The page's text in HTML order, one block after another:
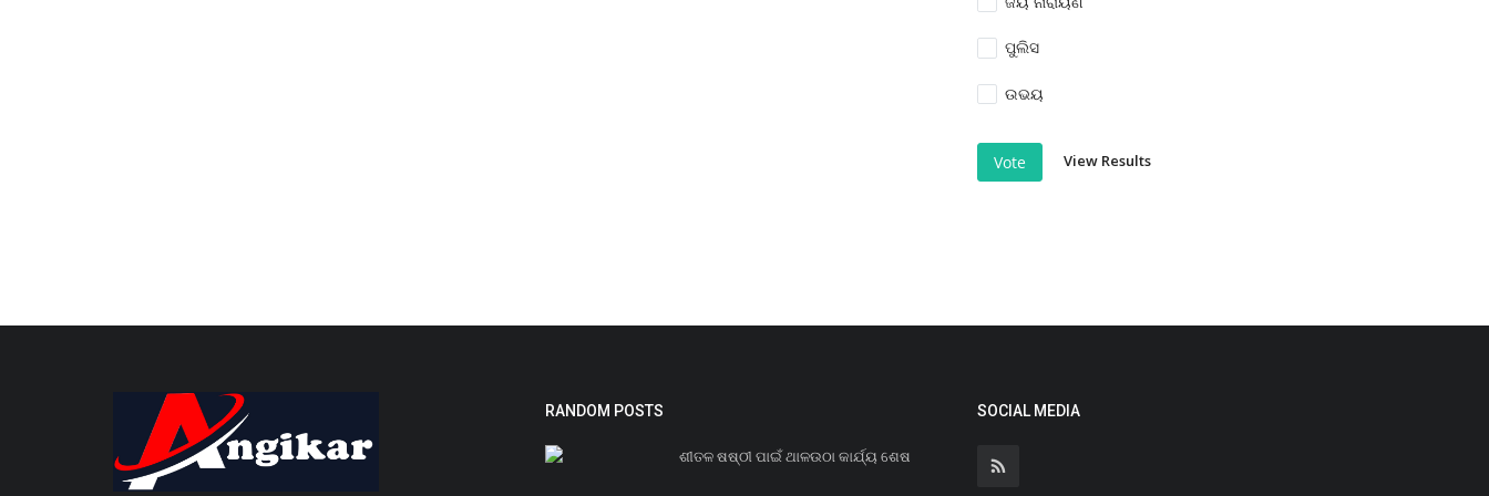
ପୁଲିସ
ଉଭୟ
Vote View Results
RANDOM POSTS
ଶୀତଳ ଷଷ୍ଠୀ ପାଇଁ ଥାଳଉଠା କାର୍ଯ୍ୟ ଶେଷ
SOCIAL MEDIA